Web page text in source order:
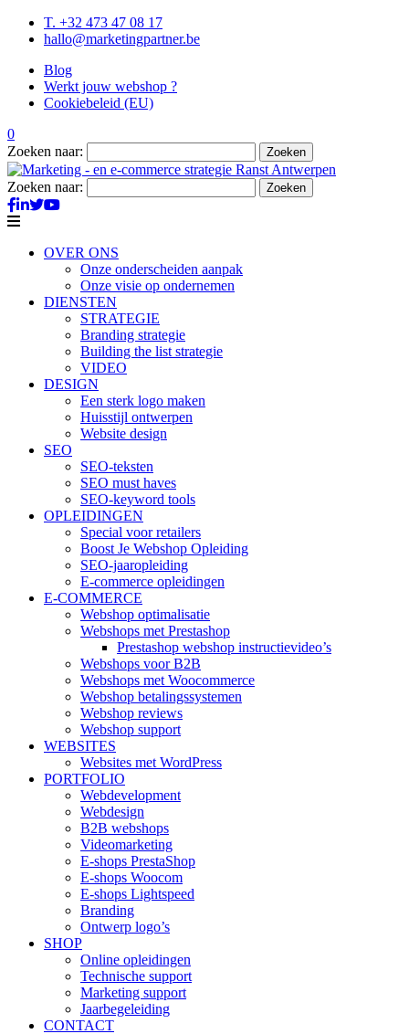
T. +32 473 47 08 17
hallo@marketingpartner.be
Blog
Werkt jouw webshop ?
Cookiebeleid (EU)
0
Zoeken naar:
Zoeken naar:
OVER ONS
Onze onderscheiden aanpak
Onze visie op ondernemen
DIENSTEN
STRATEGIE
Branding strategie
Building the list strategie
VIDEO
DESIGN
Een sterk logo maken
Huisstijl ontwerpen
Website design
SEO
SEO-teksten
SEO must haves
SEO-keyword tools
OPLEIDINGEN
Special voor retailers
Boost Je Webshop Opleiding
SEO-jaaropleiding
E-commerce opleidingen
E-COMMERCE
Webshop optimalisatie
Webshops met Prestashop
Prestashop webshop instructievideo’s
Webshops voor B2B
Webshops met Woocommerce
Webshop betalingssystemen
Webshop reviews
Webshop support
WEBSITES
Websites met WordPress
PORTFOLIO
Webdevelopment
Webdesign
B2B webshops
Videomarketing
E-shops PrestaShop
E-shops Woocom
E-shops Lightspeed
Branding
Ontwerp logo’s
SHOP
Online opleidingen
Technische support
Marketing support
Jaarbegeleiding
CONTACT